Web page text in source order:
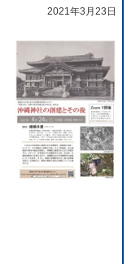
2021年3月23日